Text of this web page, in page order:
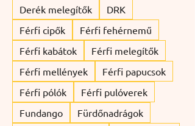
Derék melegítők
DRK
Férfi cipők
Férfi fehérnemű
Férfi kabátok
Férfi melegítők
Férfi mellények
Férfi papucsok
Férfi pólók
Férfi pulóverek
Fundango
Fürdőnadrágok